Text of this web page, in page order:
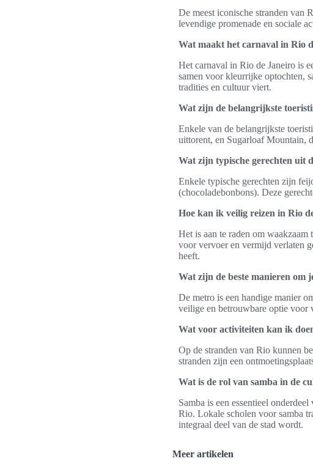
De meest iconische stranden van
levendige promenade en sociale
Wat maakt het carnaval in Rio
Het carnaval in Rio de Janeiro is
samen voor kleurrijke optochten,
tradities en cultuur viert.
Wat zijn de belangrijkste
Enkele van de belangrijkste
uittorent, en Sugarloaf Mountain,
Wat zijn typische gerechten uit
Enkele typische gerechten zijn
(chocoladebonbons). Deze
Hoe kan ik veilig reizen in Rio
Het is aan te raden om waakzaam
voor vervoer en vermijd verlaten
heeft.
Wat zijn de beste manieren om
De metro is een handige manier
veilige en betrouwbare optie voor
Wat voor activiteiten kan ik
Op de stranden van Rio kunnen
stranden zijn een
Wat is de rol van samba in de
Samba is een essentieel
Rio. Lokale scholen voor samba
integraal deel van de stad wordt.
Meer artikelen